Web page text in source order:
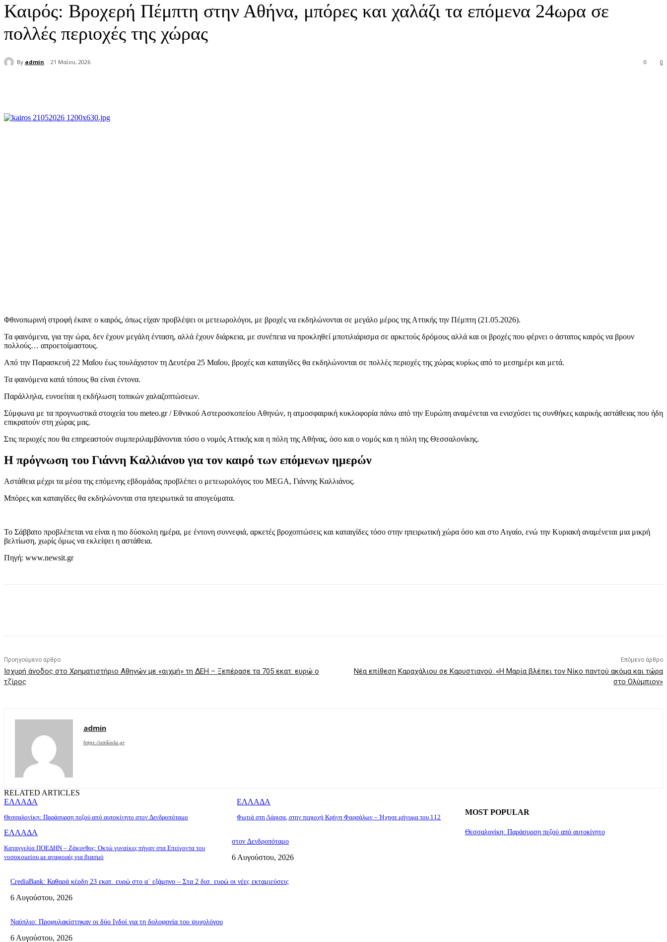
Καιρός: Βροχερή Πέμπτη στην Αθήνα, μπόρες και χαλάζι τα επόμενα 24ωρα σε
πολλές περιοχές της χώρας
By admin 21 Μαΐου, 2026 0
0
Φθινοπωρινή στροφή έκανε ο καιρός, όπως είχαν προβλέψει οι μετεωρολόγοι, με βροχές να εκδηλώνονται σε μεγάλο μέρος της Αττικής την Πέμπτη (21.05.2026).
Τα φαινόμενα, για την ώρα, δεν έχουν μεγάλη ένταση, αλλά έχουν διάρκεια, με συνέπεια να προκληθεί μποτιλιάρισμα σε αρκετούς δρόμους αλλά και οι βροχές που φέρνει ο άστατος καιρός να βρουν
πολλούς… απροετοίμαστους.
Από την Παρασκευή 22 Μαΐου έως τουλάχιστον τη Δευτέρα 25 Μαΐου, βροχές και καταιγίδες θα εκδηλώνονται σε πολλές περιοχές της χώρας κυρίως από το μεσημέρι και μετά.
Τα φαινόμενα κατά τόπους θα είναι έντονα.
Παράλληλα, ευνοείται η εκδήλωση τοπικών χαλαζοπτώσεων.
Σύμφωνα με τα προγνωστικά στοιχεία του meteo.gr / Εθνικού Αστεροσκοπείου Αθηνών, η ατμοσφαιρική κυκλοφορία πάνω από την Ευρώπη αναμένεται να ενισχύσει τις συνθήκες καιρικής αστάθειας που ήδη
επικρατούν στη χώρας μας.
Στις περιοχές που θα επηρεαστούν συμπεριλαμβάνονται τόσο ο νομός Αττικής και η πόλη της Αθήνας, όσο και ο νομός και η πόλη της Θεσσαλονίκης.
Η πρόγνωση του Γιάννη Καλλιάνου για τον καιρό των επόμενων ημερών
Αστάθεια μέχρι τα μέσα της επόμενης εβδομάδας προβλέπει ο μετεωρολόγος του MEGA, Γιάννης Καλλιάνος.
Μπόρες και καταιγίδες θα εκδηλώνονται στα ηπειρωτικά τα απογεύματα.
Το Σάββατο προβλέπεται να είναι η πιο δύσκολη ημέρα, με έντονη συννεφιά, αρκετές βροχοπτώσεις και καταιγίδες τόσο στην ηπειρωτική χώρα όσο και στο Αιγαίο, ενώ την Κυριακή αναμένεται μια μικρή
βελτίωση, χωρίς όμως να εκλείψει η αστάθεια.
Πηγή: www.newsit.gr
Προηγούμενο άρθρο
Ισχυρή άνοδος στο Χρηματιστήριο Αθηνών με «αιχμή» τη ΔΕΗ – Ξεπέρασε τα 705 εκατ. ευρώ ο
τζίρος
Επόμενο άρθρο
Νέα επίθεση Καραχάλιου σε Καρυστιανού: «Η Μαρία βλέπει τον Νίκο παντού ακόμα και τώρα
στο Ολύμπιον»
admin
https://attikiola.gr
RELATED ARTICLES
ΕΛΛΑΔΑ
Θεσσαλονίκη: Παράσυρση πεζού από αυτοκίνητο στον Δενδροπόταμο
ΕΛΛΑΔΑ
Φωτιά στη Λάρισα, στην περιοχή Κρήνη Φαρσάλων – Ήχησε μήνυμα του 112
ΕΛΛΑΔΑ
Καταγγελία ΠΟΕΔΗΝ – Ζάκυνθος: Οκτώ γυναίκες πήγαν στα Επείγοντα του
νοσοκομείου με αναφορές για βιασμό
MOST POPULAR
Θεσσαλονίκη: Παράσυρση πεζού από αυτοκίνητο
στον Δενδροπόταμο
6 Αυγούστου, 2026
CrediaBank: Καθαρά κέρδη 23 εκατ. ευρώ στο α΄ εξάμηνο – Στα 2 δισ. ευρώ οι νέες εκταμιεύσεις
6 Αυγούστου, 2026
Ναύπλιο: Προφυλακίστηκαν οι δύο Ινδοί για τη δολοφονία του ψυχολόγου
6 Αυγούστου, 2026